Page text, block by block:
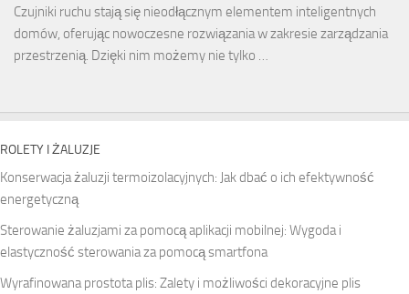
Czujniki ruchu stają się nieodłącznym elementem inteligentnych
domów, oferując nowoczesne rozwiązania w zakresie zarządzania
przestrzenią. Dzięki nim możemy nie tylko …
ROLETY I ŻALUZJE
Konserwacja żaluzji termoizolacyjnych: Jak dbać o ich efektywność
energetyczną
Sterowanie żaluzjami za pomocą aplikacji mobilnej: Wygoda i
elastyczność sterowania za pomocą smartfona
Wyrafinowana prostota plis: Zalety i możliwości dekoracyjne plis